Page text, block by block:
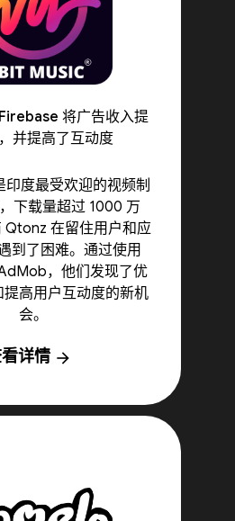
将广告收入提
并提高了互动度
印度最受欢迎的视频制
下载量超过 1000 万
Qtonz 在留住用户和应
到了困难。通过使用
，他们发现了优
高用户互动度的新机
会。
详情 arrow_forward